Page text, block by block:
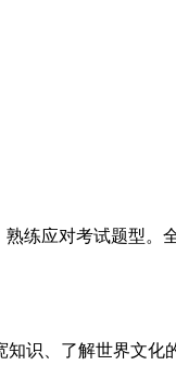
练应对考试题型。
识、了解世界文